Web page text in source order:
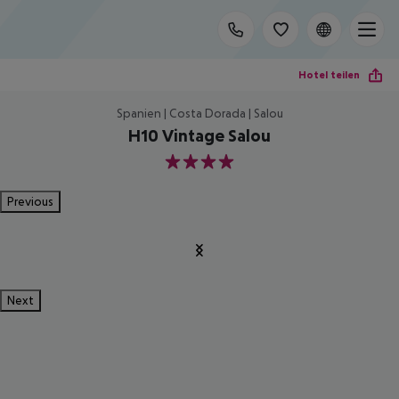
Hotel teilen
Spanien | Costa Dorada | Salou
H10 Vintage Salou
4
Previous
Next